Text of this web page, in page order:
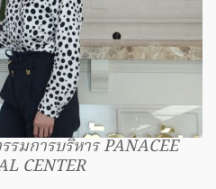
มการบริหาร PANACEE
CENTER